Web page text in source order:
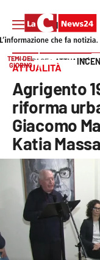
SEZIONI
Cronaca
Politica
Attualità
Economia e
Italia Mondo
Vai
TEMI DEL
GIORNO
HOME PAGE ATTUALITÀ
ATTUALITÀ
Agrigento
riforma
Giacomo
Katia